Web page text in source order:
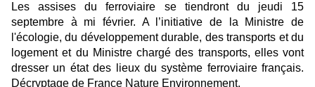
Les assises du ferroviaire se tiendront du jeudi 15
septembre à mi février. A l’initiative de la Ministre de
l'écologie, du développement durable, des transports et du
logement et du Ministre chargé des transports, elles vont
dresser un état des lieux du système ferroviaire français.
Décryptage de France Nature Environnement.